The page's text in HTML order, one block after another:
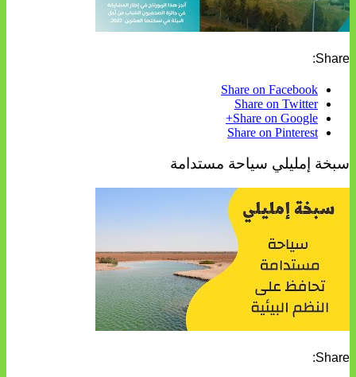
Share:
Share on Facebook
Share on Twitter
Share on Google+
Share on Pinterest
سبخة إمليلي سياحة مستدامة
Share: